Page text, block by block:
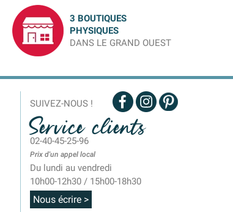
3 BOUTIQUES
PHYSIQUES
DANS LE GRAND OUEST
SUIVEZ-NOUS !
Service clients
02-40-45-25-96
Prix d'un appel local
Du lundi au vendredi
10h00-12h30 / 15h00-18h30
Nous écrire >